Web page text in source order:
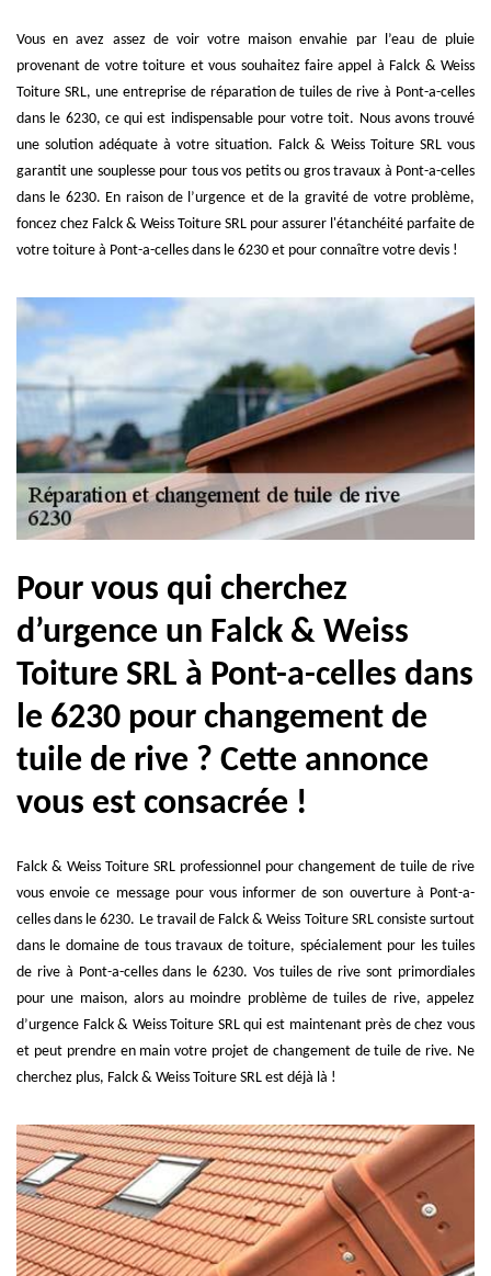
Vous en avez assez de voir votre maison envahie par l’eau de pluie
provenant de votre toiture et vous souhaitez faire appel à Falck & Weiss
Toiture SRL, une entreprise de réparation de tuiles de rive à Pont-a-celles
dans le 6230, ce qui est indispensable pour votre toit. Nous avons trouvé
une solution adéquate à votre situation. Falck & Weiss Toiture SRL vous
garantit une souplesse pour tous vos petits ou gros travaux à Pont-a-celles
dans le 6230. En raison de l’urgence et de la gravité de votre problème,
foncez chez Falck & Weiss Toiture SRL pour assurer l'étanchéité parfaite de
votre toiture à Pont-a-celles dans le 6230 et pour connaître votre devis !
Pour vous qui cherchez
d’urgence un Falck & Weiss
Toiture SRL à Pont-a-celles dans
le 6230 pour changement de
tuile de rive ? Cette annonce
vous est consacrée !
Falck & Weiss Toiture SRL professionnel pour changement de tuile de rive
vous envoie ce message pour vous informer de son ouverture à Pont-a-
celles dans le 6230. Le travail de Falck & Weiss Toiture SRL consiste surtout
dans le domaine de tous travaux de toiture, spécialement pour les tuiles
de rive à Pont-a-celles dans le 6230. Vos tuiles de rive sont primordiales
pour une maison, alors au moindre problème de tuiles de rive, appelez
d’urgence Falck & Weiss Toiture SRL qui est maintenant près de chez vous
et peut prendre en main votre projet de changement de tuile de rive. Ne
cherchez plus, Falck & Weiss Toiture SRL est déjà là !